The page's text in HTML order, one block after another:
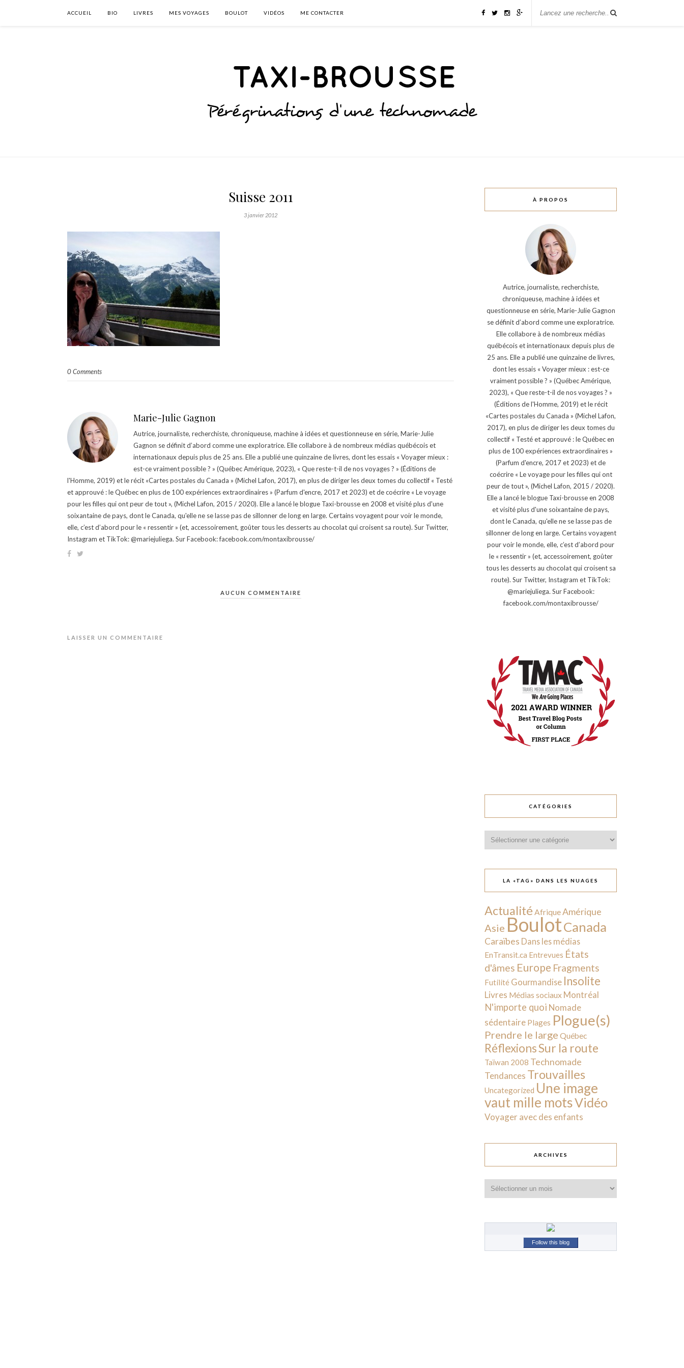
ACCUEIL BIO LIVRES MES VOYAGES BOULOT VIDÉOS ME CONTACTER
Suisse 2011
3 janvier 2012
0 Comments
Marie-Julie Gagnon
Autrice, journaliste, recherchiste, chroniqueuse, machine à idées et questionneuse en série, Marie-Julie
Gagnon se définit d’abord comme une exploratrice. Elle collabore à de nombreux médias québécois et
internationaux depuis plus de 25 ans. Elle a publié une quinzaine de livres, dont les essais « Voyager mieux :
est-ce vraiment possible ? » (Québec Amérique, 2023), « Que reste-t-il de nos voyages ? » (Éditions de
l'Homme, 2019) et le récit «Cartes postales du Canada » (Michel Lafon, 2017), en plus de diriger les deux tomes du collectif « Testé
et approuvé : le Québec en plus de 100 expériences extraordinaires » (Parfum d'encre, 2017 et 2023) et de coécrire « Le voyage
pour les filles qui ont peur de tout », (Michel Lafon, 2015 / 2020). Elle a lancé le blogue Taxi-brousse en 2008 et visité plus d'une
soixantaine de pays, dont le Canada, qu'elle ne se lasse pas de sillonner de long en large. Certains voyagent pour voir le monde,
elle, c’est d’abord pour le « ressentir » (et, accessoirement, goûter tous les desserts au chocolat qui croisent sa route). Sur Twitter,
Instagram et TikTok: @mariejuliega. Sur Facebook: facebook.com/montaxibrousse/
AUCUN COMMENTAIRE
LAISSER UN COMMENTAIRE
À PROPOS
Autrice, journaliste, recherchiste,
chroniqueuse, machine à idées et
questionneuse en série, Marie-Julie Gagnon
se définit d’abord comme une exploratrice.
Elle collabore à de nombreux médias
québécois et internationaux depuis plus de
25 ans. Elle a publié une quinzaine de livres,
dont les essais « Voyager mieux : est-ce
vraiment possible ? » (Québec Amérique,
2023), « Que reste-t-il de nos voyages ? »
(Éditions de l'Homme, 2019) et le récit
«Cartes postales du Canada » (Michel Lafon,
2017), en plus de diriger les deux tomes du
collectif « Testé et approuvé : le Québec en
plus de 100 expériences extraordinaires »
(Parfum d'encre, 2017 et 2023) et de
coécrire « Le voyage pour les filles qui ont
peur de tout », (Michel Lafon, 2015 / 2020).
Elle a lancé le blogue Taxi-brousse en 2008
et visité plus d'une soixantaine de pays,
dont le Canada, qu'elle ne se lasse pas de
sillonner de long en large. Certains voyagent
pour voir le monde, elle, c’est d’abord pour
le « ressentir » (et, accessoirement, goûter
tous les desserts au chocolat qui croisent sa
route). Sur Twitter, Instagram et TikTok:
@mariejuliega. Sur Facebook:
facebook.com/montaxibrousse/
CATÉGORIES
LA «TAG» DANS LES NUAGES
Actualité AfriqueAmérique
Asie BoulotCanada
Caraïbes Dans les médias
EnTransit.ca Entrevues États
d'âmes Europe Fragments
Futilité Gourmandise Insolite
Livres Médias sociaux Montréal
N'importe quoi Nomade
sédentaire Plages Plogue(s)
Prendre le large Québec
RéflexionsSur la route
Taïwan 2008 Technomade
Tendances Trouvailles
Uncategorized Une image
vaut mille motsVidéo
Voyager avec des enfants
ARCHIVES
Follow this blog